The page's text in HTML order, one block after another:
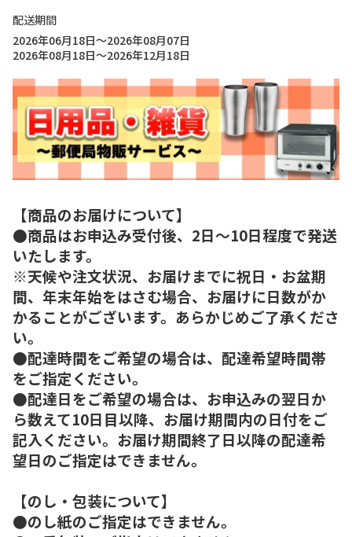
配送期間
2026年06月18日～2026年08月07日
2026年08月18日～2026年12月18日
【商品のお届けについて】
●商品はお申込み受付後、2日～10日程度で発送
いたします。
※天候や注文状況、お届けまでに祝日・お盆期
間、年末年始をはさむ場合、お届けに日数がか
かることがございます。あらかじめご了承くださ
い。
●配達時間をご希望の場合は、配達希望時間帯
をご指定ください。
●配達日をご希望の場合は、お申込みの翌日か
ら数えて10日目以降、お届け期間内の日付をご
記入ください。お届け期間終了日以降の配達希
望日のご指定はできません。
【のし・包装について】
●のし紙のご指定はできません。